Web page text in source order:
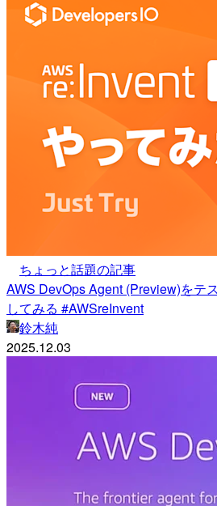
ちょっと話題の記事
AWS DevOps Agent (Preview)をテ
してみる #AWSreInvent
鈴木純
2025.12.03